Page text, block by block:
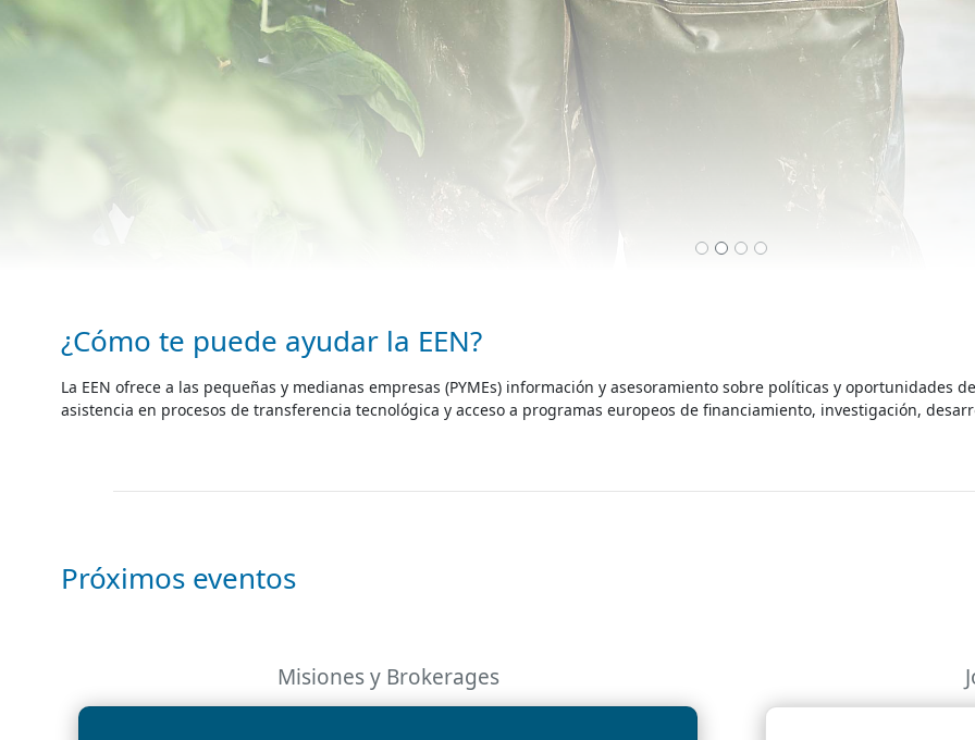
¿Cómo te puede ayudar la EEN?
La EEN ofrece a las pequeñas y medianas empresas (PYMEs) información y asesoramiento sobre políticas y oportunidades
asistencia en procesos de transferencia tecnológica y acceso a programas europeos de financiamiento, investigación,
Próximos eventos
Misiones y Brokerages